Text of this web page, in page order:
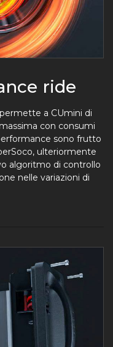
ride
a CUmini di
con consumi
sono frutto
ulteriormente
algoritmo di controllo
nelle variazioni di